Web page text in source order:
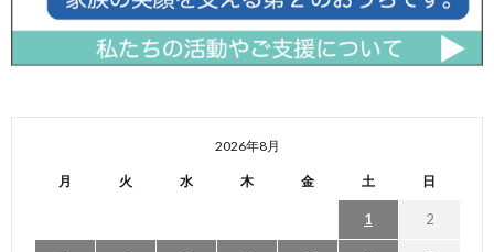
2026年8月
月 火 水 木 金 土 日
1 2